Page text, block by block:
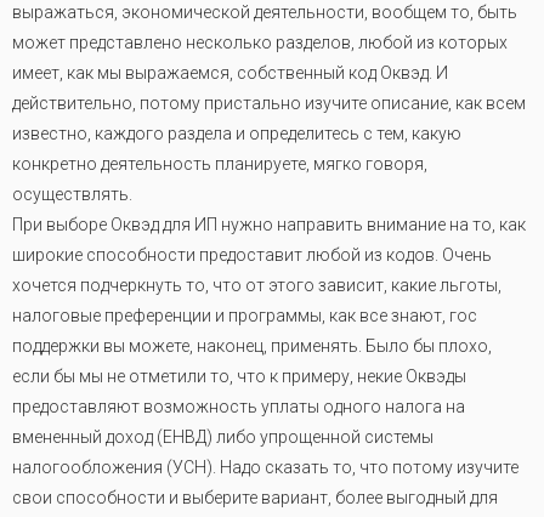
выражаться, экономической деятельности, вообщем то, быть
может представлено несколько разделов, любой из которых
имеет, как мы выражаемся, собственный код Оквэд. И
действительно, потому пристально изучите описание, как всем
известно, каждого раздела и определитесь с тем, какую
конкретно деятельность планируете, мягко говоря,
осуществлять.
При выборе Оквэд для ИП нужно направить внимание на то, как
широкие способности предоставит любой из кодов. Очень
хочется подчеркнуть то, что от этого зависит, какие льготы,
налоговые преференции и программы, как все знают, гос
поддержки вы можете, наконец, применять. Было бы плохо,
если бы мы не отметили то, что к примеру, некие Оквэды
предоставляют возможность уплаты одного налога на
вмененный доход (ЕНВД) либо упрощенной системы
налогообложения (УСН). Надо сказать то, что потому изучите
свои способности и выберите вариант, более выгодный для